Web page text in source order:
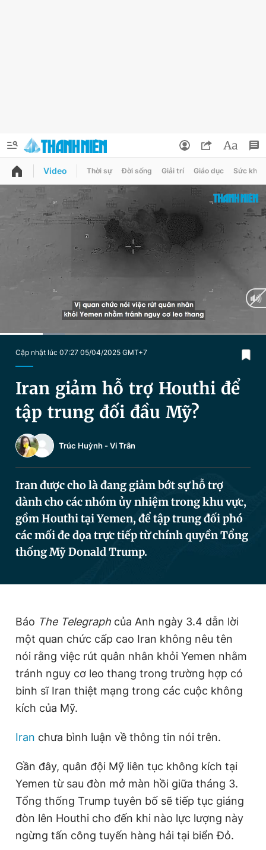
QUẢNG CÁO
Chuyên mục
Chào ngày mới Tin 24h
Video Magazine
Sản phẩm khác
Tiện ích Bạn cần biết
Thông tin tòa soạn Liên hệ quảng cáo
Theo dõi báo trên
0906 645 777
Liên hệ quảng cáo
0908 780 404
Phó tổng biên tập thường trực: Hải Thành
Phó tổng biên tập: Lâm Hiếu Dũng
Phó tổng biên tập: Trần Việt Hưng
Giấy phép xuất bản số 110/GP - BTTTT cấp ngày 24.3.2020
© 2003-2026 Bản quyền thuộc về Báo Thanh Niên. Cấm sao
chép dưới mọi hình thức nếu không có sự chấp thuận bằng văn
bản. Phát triển bởi ePi Technologies, JSC.
Thông tin tài khoản
Đổi mật khẩu
Tin đã lưu
Tin đã xem
Video Thời sự Đời sống Giải trí Giáo dục Sức khỏe
Cập nhật lúc 07:27 05/04/2025 GMT+7
Iran giảm hỗ trợ Houthi để
tập trung đối đầu Mỹ?
Trúc Huỳnh -Vi Trân
Iran được cho là đang giảm bớt sự hỗ trợ
dành cho các nhóm ủy nhiệm trong khu vực,
gồm Houthi tại Yemen, để tập trung đối phó
các mối đe dọa trực tiếp từ chính quyền Tổng
thống Mỹ Donald Trump.
Báo The Telegraph của Anh ngày 3.4 dẫn lời
một quan chức cấp cao Iran không nêu tên
nói rằng việc rút quân nhân khỏi Yemen nhằm
tránh nguy cơ leo thang trong trường hợp có
binh sĩ Iran thiệt mạng trong các cuộc không
kích của Mỹ.
Iran chưa bình luận về thông tin nói trên.
Gần đây, quân đội Mỹ liên tục không kích tại
Yemen từ sau đòn mở màn hồi giữa tháng 3.
Tổng thống Trump tuyên bố sẽ tiếp tục giáng
đòn lên Houthi cho đến khi nào lực lượng này
ngừng tấn công tuyến hàng hải tại biển Đỏ.